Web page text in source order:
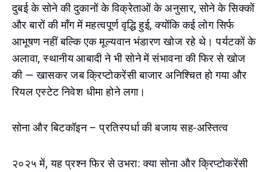
दुबई के सोने की दुकानों के विक्रेताओं के अनुसार, सोने के सिक्कों
और बारों की माँग में महत्वपूर्ण वृद्धि हुई, क्योंकि कई लोग सिर्फ
आभूषण नहीं बल्कि एक मूल्यवान भंडारण खोज रहे थे। पर्यटकों के
अलावा, स्थानीय आबादी ने भी सोने में संभावना की फिर से खोज
की — खासकर जब क्रिप्टोकरेंसी बाजार अनिश्चित हो गया और
रियल एस्टेट निवेश धीमा होने लगा।
सोना और बिटकॉइन – प्रतिस्पर्धा की बजाय सह-अस्तित्व
२०२५ में, यह प्रश्न फिर से उभरा: क्या सोना और क्रिप्टोकरेंसी